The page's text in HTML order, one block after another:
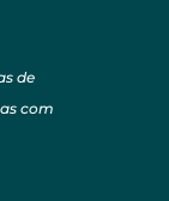
de
com